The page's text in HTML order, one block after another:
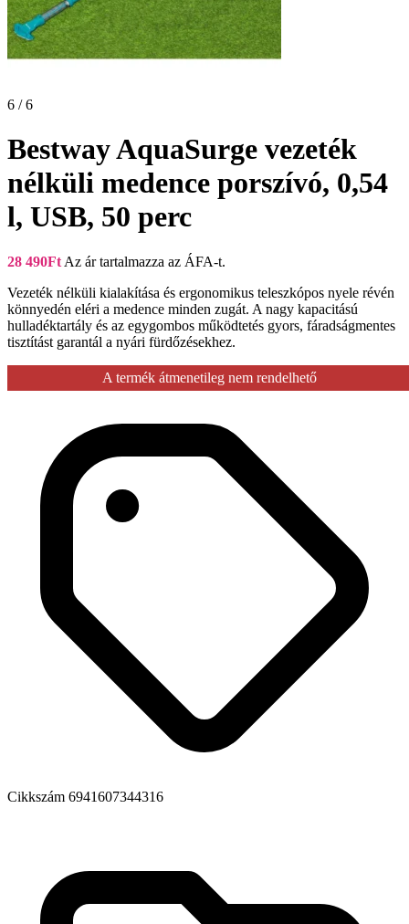
6 / 6
Bestway AquaSurge vezeték
nélküli medence porszívó, 0,54
l, USB, 50 perc
28 490Ft Az ár tartalmazza az ÁFA-t.
Vezeték nélküli kialakítása és ergonomikus teleszkópos nyele révén
könnyedén eléri a medence minden zugát. A nagy kapacitású
hulladéktartály és az egygombos működtetés gyors, fáradságmentes
tisztítást garantál a nyári fürdőzésekhez.
A termék átmenetileg nem rendelhető
Cikkszám 6941607344316